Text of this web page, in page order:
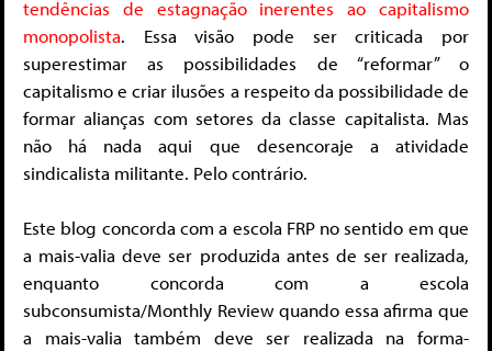
tendências de estagnação inerentes ao capitalismo
monopolista. Essa visão pode ser criticada por
superestimar as possibilidades de “reformar” o
capitalismo e criar ilusões a respeito da possibilidade de
formar alianças com setores da classe capitalista. Mas
não há nada aqui que desencoraje a atividade
sindicalista militante. Pelo contrário.
Este blog concorda com a escola FRP no sentido em que
a mais-valia deve ser produzida antes de ser realizada,
enquanto concorda com a escola
subconsumista/Monthly Review quando essa afirma que
a mais-valia também deve ser realizada na forma-